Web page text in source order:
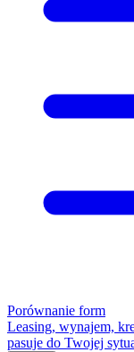
Porównanie form
Leasing, wynajem,
pasuje do Twojej